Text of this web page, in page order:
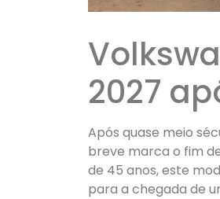
2027
Após quase meio
breve marca o fim
de 45 anos, este
para a chegada de